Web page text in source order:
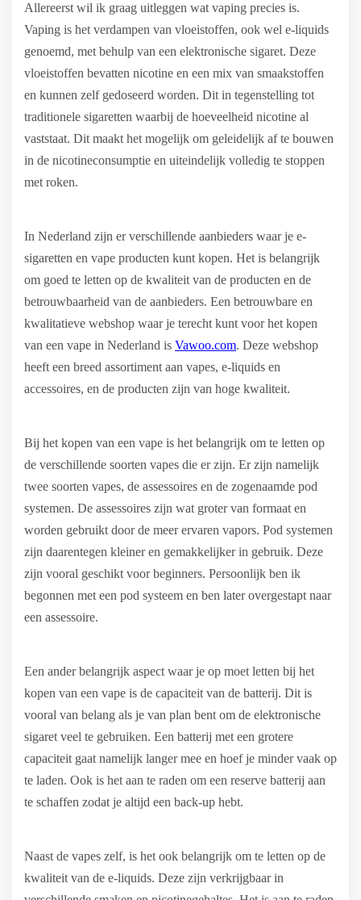
Allereerst wil ik graag uitleggen wat vaping precies is.
Vaping is het verdampen van vloeistoffen, ook wel e-liquids
genoemd, met behulp van een elektronische sigaret. Deze
vloeistoffen bevatten nicotine en een mix van smaakstoffen
en kunnen zelf gedoseerd worden. Dit in tegenstelling tot
traditionele sigaretten waarbij de hoeveelheid nicotine al
vaststaat. Dit maakt het mogelijk om geleidelijk af te bouwen
in de nicotineconsumptie en uiteindelijk volledig te stoppen
met roken.
In Nederland zijn er verschillende aanbieders waar je e-
sigaretten en vape producten kunt kopen. Het is belangrijk
om goed te letten op de kwaliteit van de producten en de
betrouwbaarheid van de aanbieders. Een betrouwbare en
kwalitatieve webshop waar je terecht kunt voor het kopen
van een vape in Nederland is Vawoo.com. Deze webshop
heeft een breed assortiment aan vapes, e-liquids en
accessoires, en de producten zijn van hoge kwaliteit.
Bij het kopen van een vape is het belangrijk om te letten op
de verschillende soorten vapes die er zijn. Er zijn namelijk
twee soorten vapes, de assessoires en de zogenaamde pod
systemen. De assessoires zijn wat groter van formaat en
worden gebruikt door de meer ervaren vapors. Pod systemen
zijn daarentegen kleiner en gemakkelijker in gebruik. Deze
zijn vooral geschikt voor beginners. Persoonlijk ben ik
begonnen met een pod systeem en ben later overgestapt naar
een assessoire.
Een ander belangrijk aspect waar je op moet letten bij het
kopen van een vape is de capaciteit van de batterij. Dit is
vooral van belang als je van plan bent om de elektronische
sigaret veel te gebruiken. Een batterij met een grotere
capaciteit gaat namelijk langer mee en hoef je minder vaak op
te laden. Ook is het aan te raden om een reserve batterij aan
te schaffen zodat je altijd een back-up hebt.
Naast de vapes zelf, is het ook belangrijk om te letten op de
kwaliteit van de e-liquids. Deze zijn verkrijgbaar in